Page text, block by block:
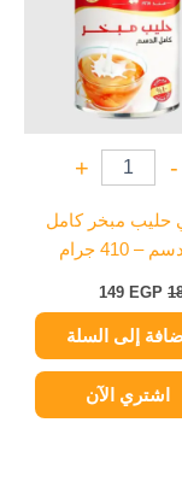
-
+
حليب مبخر كامل
– 410 جرام
149 EGP
إلى السلة
اشتري الآن